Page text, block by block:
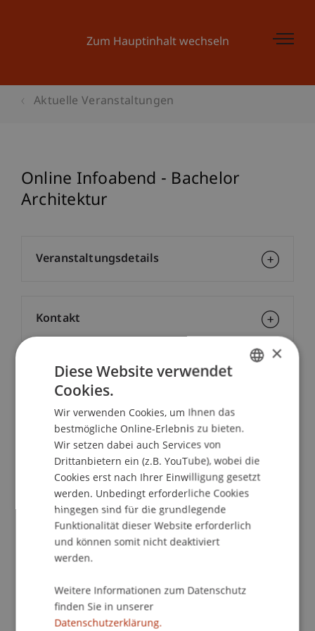
Zum Hauptinhalt wechseln
Aktuelle Veranstaltungen
Online Infoabend - Bachelor
Architektur
School/Professur:
Bei unseren Bachelor Infoabenden erhältst du alle
grundlegenden Informationen zum
Bachelorstudiengang deiner Wahl, unsere
Student Ambassadors geben dir Einblicke in das
Studienleben und unsere Studiengangsteams
beantworten all deine Fragen individuell. Mit dem
Online Bachelor Infoabend kompakt von zu
Hause aus.
20 min:Präsentation Bachelorprogramm
Architektur | mit Mag. arch. Cornelia Faisst,
Studiengangsleitung und Jasmin Kozlica, M.A.
Veranstaltungsdetails
Kontakt
×
Diese Website verwendet
Cookies.
Wir verwenden Cookies, um Ihnen das
bestmögliche Online-Erlebnis zu bieten.
Wir setzen dabei auch Services von
Drittanbietern ein (z.B. YouTube), wobei die
Cookies erst nach Ihrer Einwilligung gesetzt
werden. Unbedingt erforderliche Cookies
hingegen sind für die grundlegende
Funktionalität dieser Website erforderlich
und können somit nicht deaktiviert
werden.
Weitere Informationen zum Datenschutz
finden Sie in unserer
Datenschutzerklärung.